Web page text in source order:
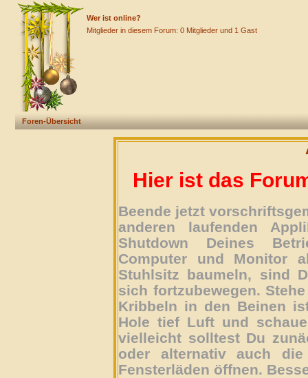
Wer ist online?
Mitglieder in diesem Forum: 0 Mitglieder und 1 Gast
Foren-Übersicht
Hier ist das
Beende jetzt
anderen laufenden
Shutdown Deines
Computer und Monitor
Stuhlsitz baumeln, sind
sich fortzubewegen.
Kribbeln in den Beinen
Hole tief Luft und
vielleicht solltest Du
oder alternativ auch
Fensterläden öffnen.